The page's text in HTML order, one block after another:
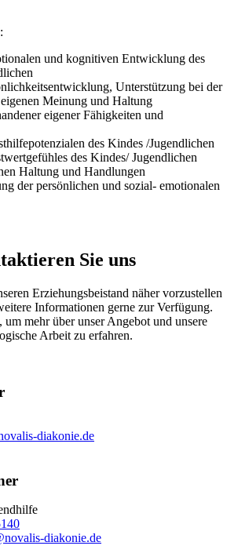
und kognitiven Entwicklung des
Unterstützung bei der
Meinung und Haltung
eigener Fähigkeiten und
des Kindes /Jugendlichen
des Kindes/ Jugendlichen
Haltung und Handlungen
der persönlichen und sozial- emotionalen
Sie uns
Erziehungsbeistand näher vorzustellen
Informationen gerne zur Verfügung.
mehr über unser Angebot und unsere
Arbeit zu erfahren.
diakonie.de
diakonie.de